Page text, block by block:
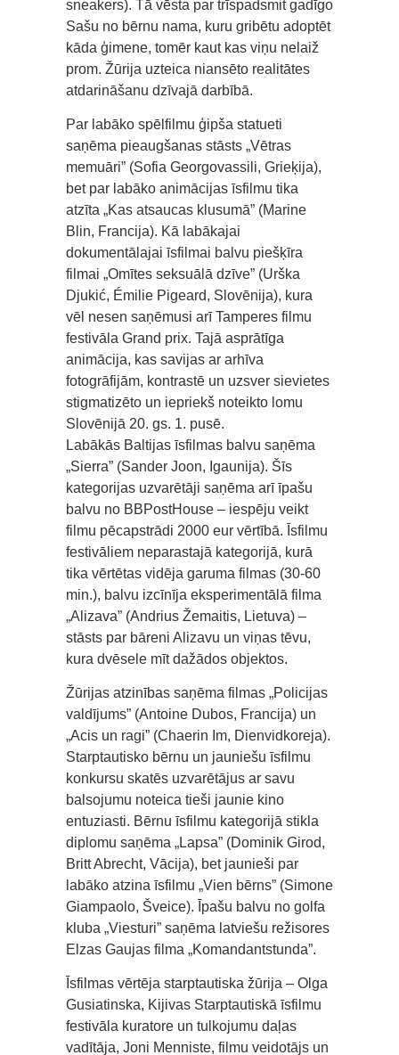
sneakers). Tā vēsta par trīspadsmit gadīgo
Sašu no bērnu nama, kuru gribētu adoptēt
kāda ģimene, tomēr kaut kas viņu nelaiž
prom. Žūrija uzteica niansēto realitātes
atdarināšanu dzīvajā darbībā.
Par labāko spēlfilmu ģipša statueti
saņēma pieaugšanas stāsts „Vētras
memuāri” (Sofia Georgovassili, Grieķija),
bet par labāko animācijas īsfilmu tika
atzīta „Kas atsaucas klusumā” (Marine
Blin, Francija). Kā labākajai
dokumentālajai īsfilmai balvu piešķīra
filmai „Omītes seksuālā dzīve” (Urška
Djukić, Émilie Pigeard, Slovēnija), kura
vēl nesen saņēmusi arī Tamperes filmu
festivāla Grand prix. Tajā asprātīga
animācija, kas savijas ar arhīva
fotogrāfijām, kontrastē un uzsver sievietes
stigmatizēto un iepriekš noteikto lomu
Slovēnijā 20. gs. 1. pusē.
Labākās Baltijas īsfilmas balvu saņēma
„Sierra” (Sander Joon, Igaunija). Šīs
kategorijas uzvarētāji saņēma arī īpašu
balvu no BBPostHouse – iespēju veikt
filmu pēcapstrādi 2000 eur vērtībā. Īsfilmu
festivāliem neparastajā kategorijā, kurā
tika vērtētas vidēja garuma filmas (30-60
min.), balvu izcīnīja eksperimentālā filma
„Alizava” (Andrius Žemaitis, Lietuva) –
stāsts par bāreni Alizavu un viņas tēvu,
kura dvēsele mīt dažādos objektos.
Žūrijas atzinības saņēma filmas „Policijas
valdījums” (Antoine Dubos, Francija) un
„Acis un ragi” (Chaerin Im, Dienvidkoreja).
Starptautisko bērnu un jauniešu īsfilmu
konkursu skatēs uzvarētājus ar savu
balsojumu noteica tieši jaunie kino
entuziasti. Bērnu īsfilmu kategorijā stikla
diplomu saņēma „Lapsa” (Dominik Girod,
Britt Abrecht, Vācija), bet jaunieši par
labāko atzina īsfilmu „Vien bērns” (Simone
Giampaolo, Šveice). Īpašu balvu no golfa
kluba „Viesturi” saņēma latviešu režisores
Elzas Gaujas filma „Komandantstunda”.
Īsfilmas vērtēja starptautiska žūrija – Olga
Gusiatinska, Kijivas Starptautiskā īsfilmu
festivāla kuratore un tulkojumu daļas
vadītāja, Joni Menniste, filmu veidotājs un